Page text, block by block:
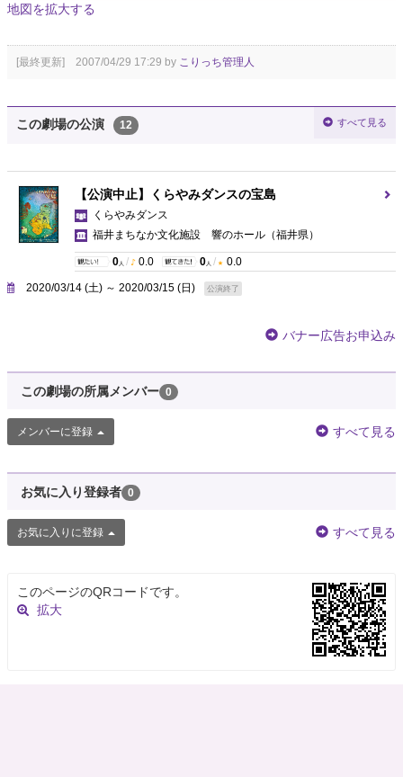
地図を拡大する
[最終更新] 2007/04/29 17:29 by こりっち管理人
この劇場の公演 12 すべて見る
【公演中止】くらやみダンスの宝島
くらやみダンス
福井まちなか文化施設 響のホール （福井県）
0 人 / 0.0 0 人 / 0.0
2020/03/14 (土) ～ 2020/03/15 (日) 公演終了
バナー広告お申込み
この劇場の所属メンバー 0
メンバーに登録 すべて見る
お気に入り登録者 0
お気に入りに登録 すべて見る
このページのQRコードです。
拡大